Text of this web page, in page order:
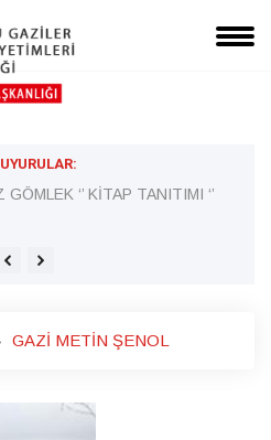
‘’ KİTAP TANITIMI ‘’
GAZİ METİN ŞENOL